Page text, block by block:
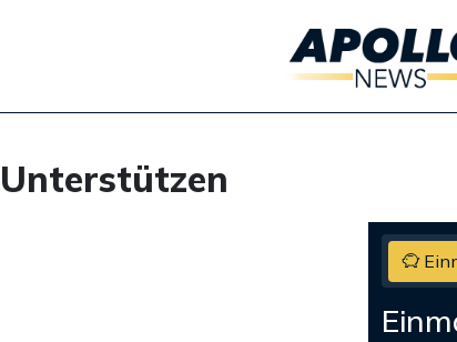
Unterstützen